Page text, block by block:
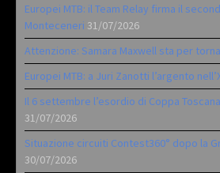
Europei MTB: il Team Relay firma il
Monteceneri 31/07/2026
Attenzione: Samara Maxwell sta per
Europei MTB: a Juri Zanotti l’argento
Il 6 settembre l’esordio di Coppa
31/07/2026
Situazione circuiti Contest360° dopo la
30/07/2026